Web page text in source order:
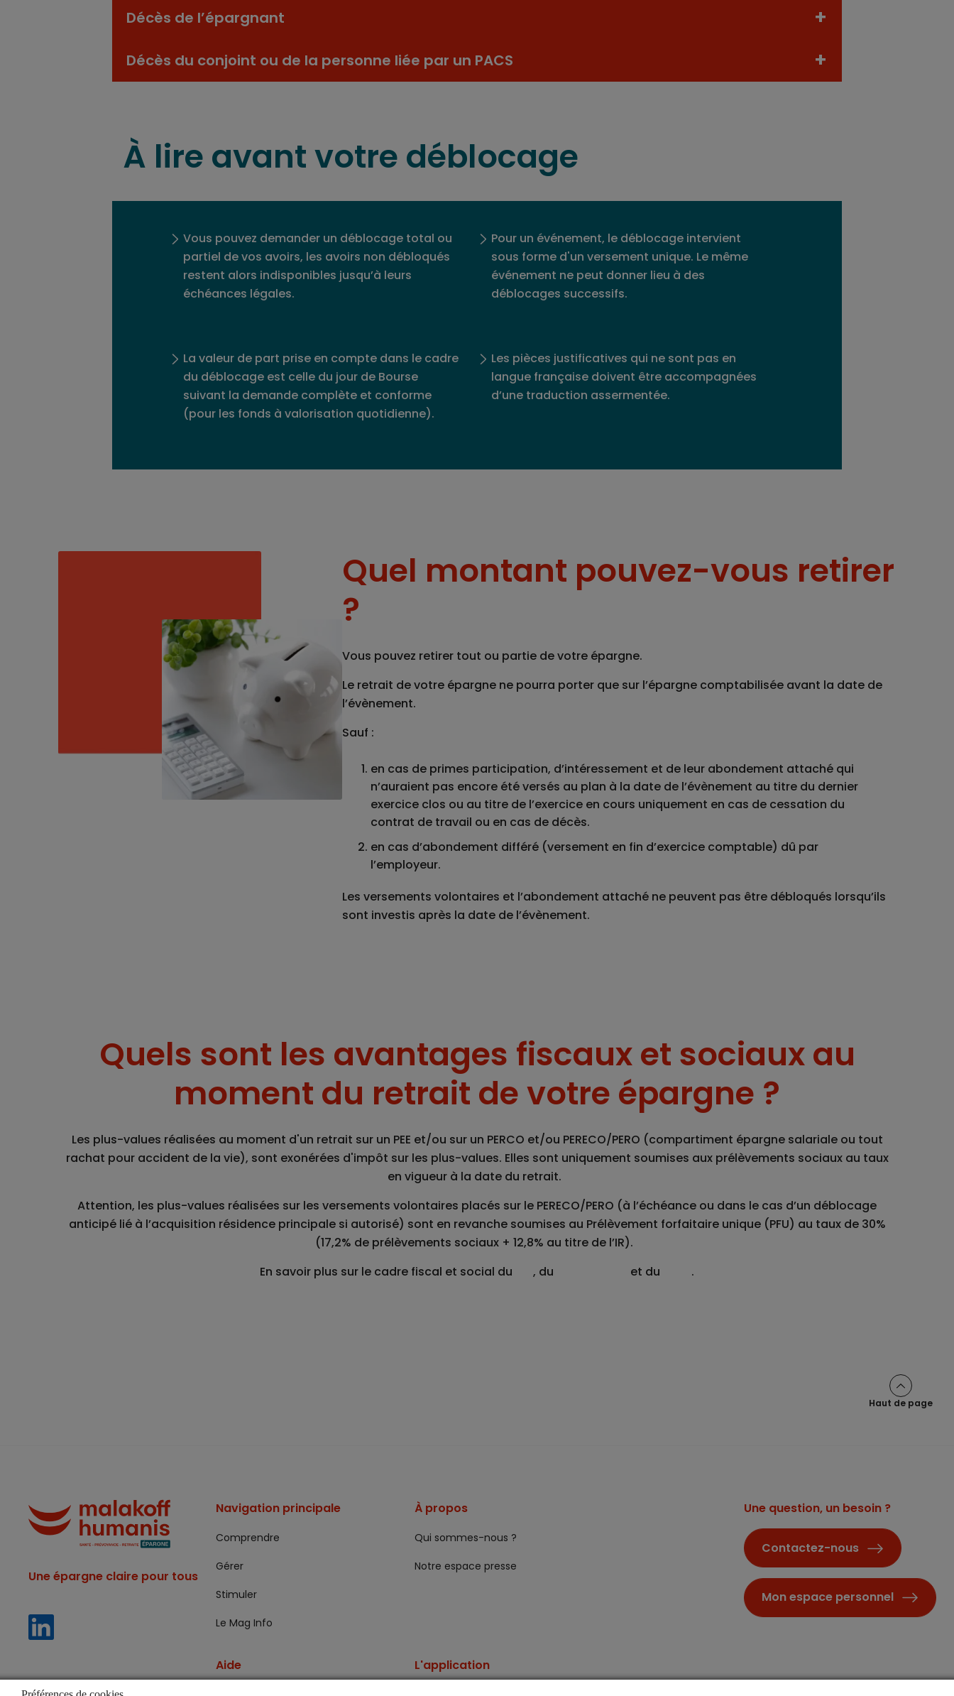
Décès de l’épargnant
Décès du conjoint ou de la personne liée par un PACS
À lire avant votre déblocage
Vous pouvez demander un déblocage total ou
partiel de vos avoirs, les avoirs non débloqués
restent alors indisponibles jusqu’à leurs
échéances légales.
Pour un événement, le déblocage intervient
sous forme d'un versement unique. Le même
événement ne peut donner lieu à des
déblocages successifs.
La valeur de part prise en compte dans le cadre
du déblocage est celle du jour de Bourse
suivant la demande complète et conforme
(pour les fonds à valorisation quotidienne).
Les pièces justificatives qui ne sont pas en
langue française doivent être accompagnées
d’une traduction assermentée.
Quel montant pouvez-vous retirer
?
Vous pouvez retirer tout ou partie de votre épargne.
Le retrait de votre épargne ne pourra porter que sur l’épargne comptabilisée avant la date de
l’évènement.
Sauf :
en cas de primes participation, d’intéressement et de leur abondement attaché qui
n’auraient pas encore été versés au plan à la date de l’évènement au titre du dernier
exercice clos ou au titre de l’exercice en cours uniquement en cas de cessation du
contrat de travail ou en cas de décès.
en cas d’abondement différé (versement en fin d’exercice comptable) dû par
l’employeur.
Les versements volontaires et l’abondement attaché ne peuvent pas être débloqués lorsqu’ils
sont investis après la date de l’évènement.
Quels sont les avantages fiscaux et sociaux au
moment du retrait de votre épargne ?
Les plus-values réalisées au moment d'un retrait sur un PEE et/ou sur un PERCO et/ou PERECO/PERO (compartiment épargne salariale ou tout
rachat pour accident de la vie), sont exonérées d'impôt sur les plus-values. Elles sont uniquement soumises aux prélèvements sociaux au taux
en vigueur à la date du retrait.
Attention, les plus-values réalisées sur les versements volontaires placés sur le PERECO/PERO (à l’échéance ou dans le cas d’un déblocage
anticipé lié à l’acquisition résidence principale si autorisé) sont en revanche soumises au Prélèvement forfaitaire unique (PFU) au taux de 30%
(17,2% de prélèvements sociaux + 12,8% au titre de l’IR).
En savoir plus sur le cadre fiscal et social du
, du et du .
Haut de page
Une épargne claire pour tous
À propos
Qui sommes-nous ?
Notre espace presse
Navigation principale
Comprendre
Gérer
Stimuler
Le Mag Info
Aide
Une question, un besoin ?
Contactez-nous
Mon espace personnel
L'application